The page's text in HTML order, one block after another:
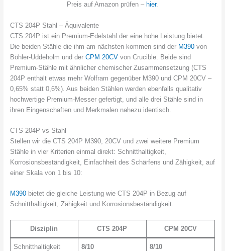
Preis auf Amazon prüfen – hier.
CTS 204P Stahl – Äquivalente
CTS 204P ist ein Premium-Edelstahl der eine hohe Leistung bietet.
Die beiden Stähle die ihm am nächsten kommen sind der M390von
Böhler-Uddeholm und der CPM 20CVvon Crucible. Beide sind
Premium-Stähle mit ähnlicher chemischer Zusammensetzung (CTS
204P enthält etwas mehr Wolfram gegenüber M390 und CPM 20CV –
0,65% statt 0,6%). Aus beiden Stählen werden ebenfalls qualitativ
hochwertige Premium-Messer gefertigt, und alle drei Stähle sind in
ihren Eingenschaften und Merkmalen nahezu identisch.
CTS 204P vs Stahl
Stellen wir die CTS 204P M390, 20CV und zwei weitere Premium
Stähle in vier Kriterien einmal direkt: Schnitthaltigkeit,
Korrosionsbeständigkeit, Einfachheit des Schärfens und Zähigkeit, auf
einer Skala von 1 bis 10:
M390bietet die gleiche Leistung wie CTS 204P in Bezug auf
Schnitthaltigkeit, Zähigkeit und Korrosionsbeständigkeit.
Disziplin CTS 204P CPM 20CV
Schnitthaltigkeit 8/10 8/10